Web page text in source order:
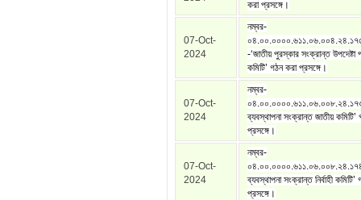
করা প্রসঙ্গে।
07-Oct-
2024
নম্বর-
-‘জাতীয় পুরস্কার সংক্রান্ত উপদেষ্টা
কমিটি’ গঠন করা প্রসঙ্গে।
07-Oct-
2024
নম্বর-
ব্যবস্থাপনা সংক্রান্ত জাতীয় কমিটি’
প্রসঙ্গে।
07-Oct-
2024
নম্বর-
ব্যবস্থাপনা সংক্রান্ত নির্বাহী কমিটি’
প্রসঙ্গে।